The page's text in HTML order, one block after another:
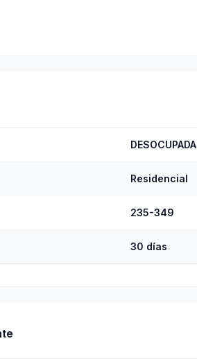
DESOCUPADA
Residencial
235-349
30 días